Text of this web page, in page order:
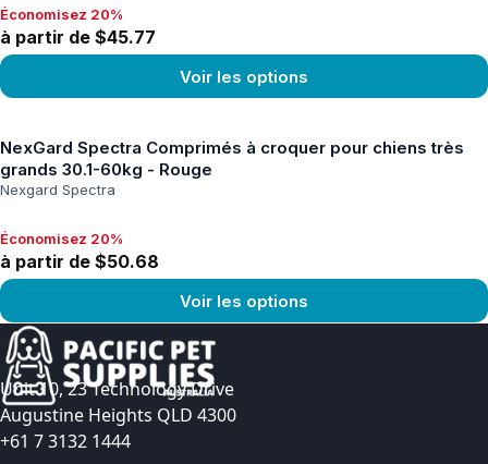
Économisez 20%, à partir de $45.77
Économisez 20%
à partir de $45.77
Voir les options
NexGard Spectra Comprimés à croquer pour chiens très
grands 30.1-60kg - Rouge
Nexgard Spectra
Économisez 20%, à partir de $50.68
Économisez 20%
à partir de $50.68
Voir les options
Voir le produit
Unit 10, 23 Technology Drive
Augustine Heights QLD 4300
+61 7 3132 1444